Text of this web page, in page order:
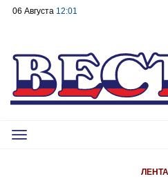
06 Августа 12:01
Toggle
ЛЕНТА